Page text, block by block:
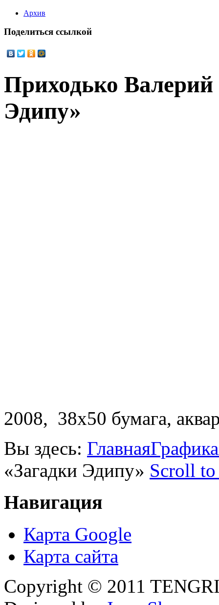
Архив
Поделиться ссылкой
Приходько Валерий
Эдипу»
2008, 38х50 бумага,
Вы здесь: ГлавнаяГрафика
«Загадки Эдипу» Scroll
Навигация
Карта Google
Карта сайта
Copyright © 2011